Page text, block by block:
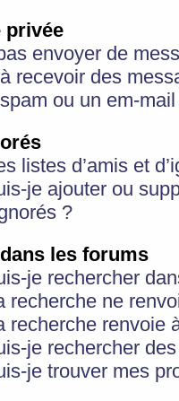
privée
envoyer de
recevoir des
ou un em-
listes d’amis et
je ajouter ou
?
les forums
je rechercher
recherche ne
recherche renvoie
je rechercher
je trouver mes